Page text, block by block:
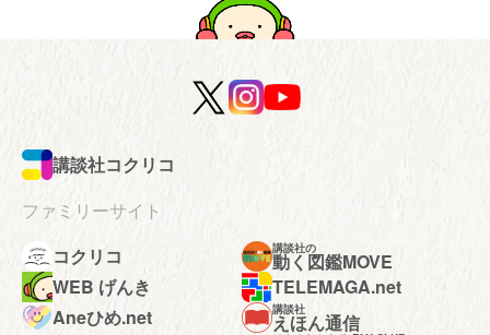
講談社コクリコ
ファミリーサイト
コクリコ
講談社の
動く図鑑MOVE
WEB げんき
TELEMAGA.net
Aneひめ.net
講談社
えほん通信